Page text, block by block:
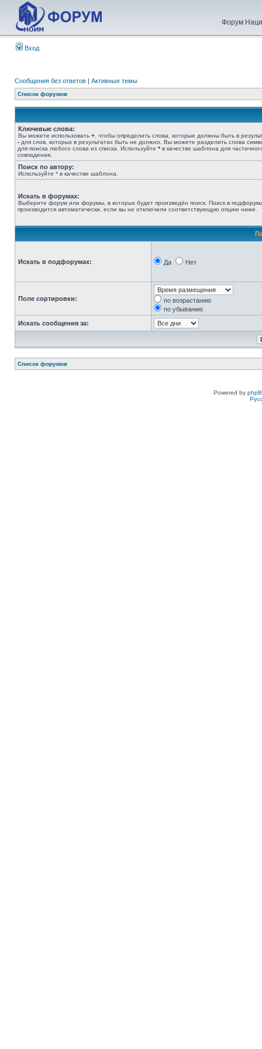
Форум
Вход
Сообщения без ответов | Активные темы
Список форумов
Ключевые слова:
Вы можете использовать + , чтобы определить слова, которые должны быть в
- для слов, которых в результатах быть не должно. Вы можете разделить слова
для поиска любого слова из списка. Используйте * в качестве шаблона для
совпадения.
Поиск по автору:
Используйте * в качестве шаблона.
Искать в форумах:
Выберите форум или форумы, в которых будет произведён поиск. Поиск в
производится автоматически, если вы не отключили соответствующую опцию ниже.
Искать в подфорумах: Да Нет
Поле сортировки:
по возрастанию
по убыванию
Искать сообщения за:
Список форумов
Powered by